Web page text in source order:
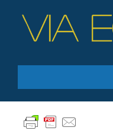
content
Recursos
Quiero apoyar